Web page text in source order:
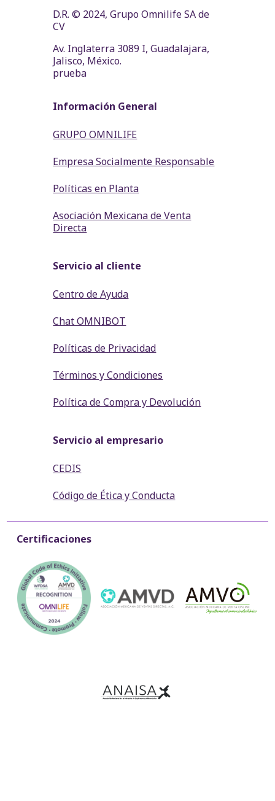
D.R. © 2024, Grupo Omnilife SA de
CV
Av. Inglaterra 3089 I, Guadalajara,
Jalisco, México.
prueba
Información General
GRUPO OMNILIFE
Empresa Socialmente Responsable
Políticas en Planta
Asociación Mexicana de Venta
Directa
Servicio al cliente
Centro de Ayuda
Chat OMNIBOT
Políticas de Privacidad
Términos y Condiciones
Política de Compra y Devolución
Servicio al empresario
CEDIS
Código de Ética y Conducta
Certificaciones